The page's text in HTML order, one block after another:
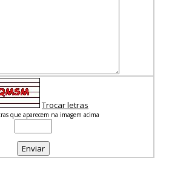
Trocar letras
que aparecem na imagem acima